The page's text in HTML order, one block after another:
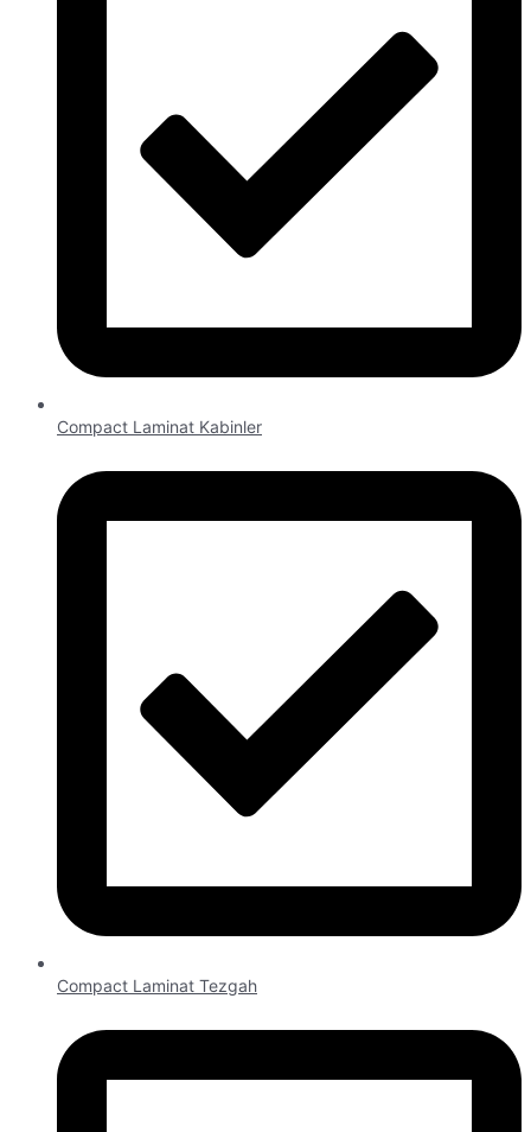
Compact Laminat Kabinler
Compact Laminat Tezgah